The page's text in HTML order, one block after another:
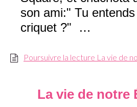
son ami:" Tu
criquet ?" …
Poursuivre la lecture La vie de
La vie de notre